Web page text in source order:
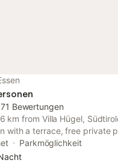
71 Bewertungen
km from Villa Hügel,
with a terrace, free private
property is around 3.9 km
Fair Essen and 5.5 km
Parkmöglichkeit